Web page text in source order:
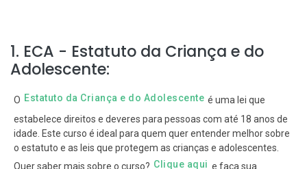
1. ECA - Estatuto da Criança e do
Adolescente:
O Estatuto da Criança e do Adolescente é uma lei que
estabelece direitos e deveres para pessoas com até 18 anos de
idade. Este curso é ideal para quem quer entender melhor sobre
o estatuto e as leis que protegem as crianças e adolescentes.
Quer saber mais sobre o curso? Clique aqui e faça sua